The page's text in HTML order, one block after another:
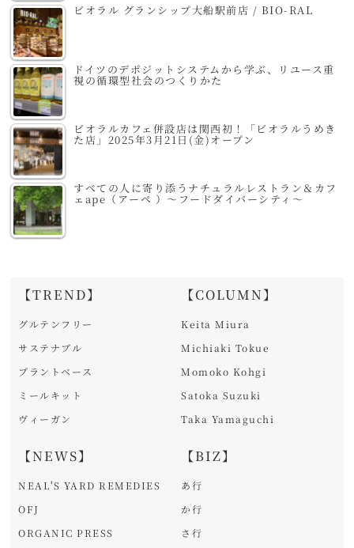
ビオラル グランシップ大船駅前店 / BIO-RAL
ドイツのデポジットシステムから学ぶ、リユース重
視の循環型社会のつくりかた
ビオラルカフェ併設店は関西初！「ビオラルうめき
た店」2025年3月21日(金)オープン
すべての人に寄り添うナチュラルレストラン＆カフ
ェape（アーペ ）～フードダイバーシティ～
【TREND】
グルテンフリー
サステナブル
プラントベース
ミールキット
ヴィーガン
【NEWS】
NEAL'S YARD REMEDIES
OFJ
ORGANIC PRESS
【COLUMN】
Keita Miura
Michiaki Tokue
Momoko Kohgi
Satoka Suzuki
Taka Yamaguchi
【BIZ】
あ行
か行
さ行